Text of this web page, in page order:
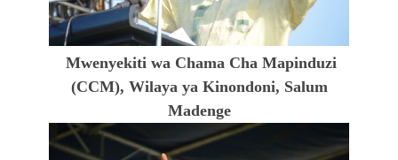
Mwenyekiti wa Chama Cha Mapinduzi
(CCM), Wilaya ya Kinondoni, Salum
Madenge